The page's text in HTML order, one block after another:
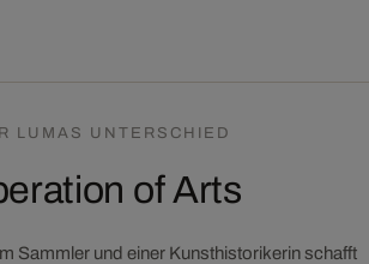
LUMAS UNTERSCHIED
of Arts
Sammler und einer Kunsthistorikerin schafft